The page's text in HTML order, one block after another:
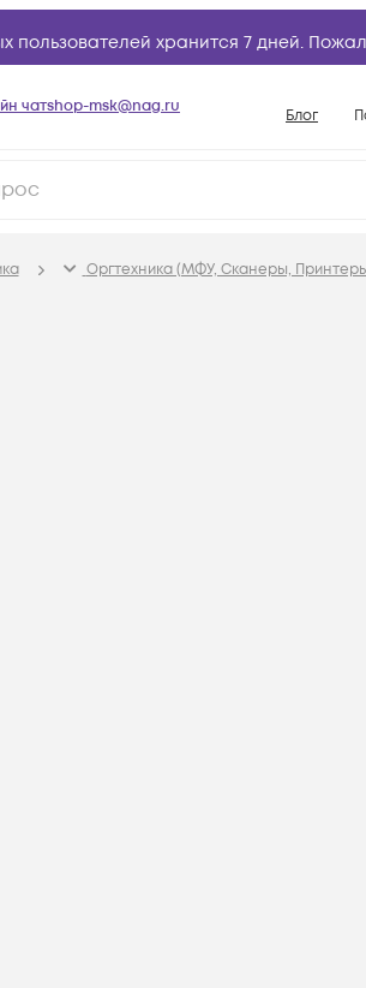
пользователей хранится 7 дней.
чатshop-msk@nag.ru Блог
Оргтехника (МФУ, Сканеры,